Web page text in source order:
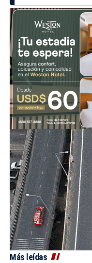
Más leídas